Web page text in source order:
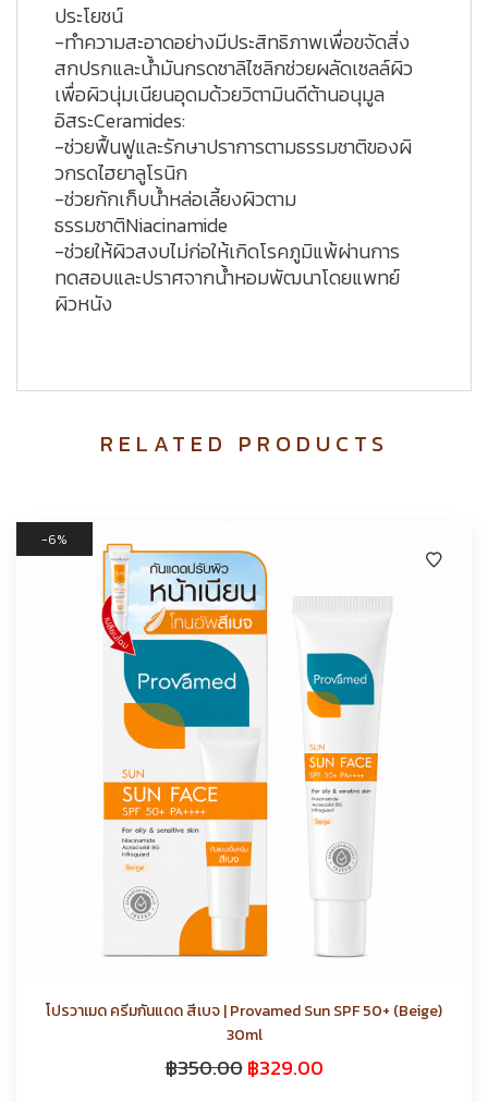
ประโยชน์
-ทำความสะอาดอย่างมีประสิทธิภาพเพื่อขจัดสิ่ง
สกปรกและน้ำมันกรดซาลิไซลิกช่วยผลัดเซลล์ผิว
เพื่อผิวนุ่มเนียนอุดมด้วยวิตามินดีต้านอนุมูล
อิสระCeramides:
-ช่วยฟื้นฟูและรักษาปราการตามธรรมชาติของผิ
วกรดไฮยาลูโรนิก
-ช่วยกักเก็บน้ำหล่อเลี้ยงผิวตาม
ธรรมชาติNiacinamide
-ช่วยให้ผิวสงบไม่ก่อให้เกิดโรคภูมิแพ้ผ่านการ
ทดสอบและปราศจากน้ำหอมพัฒนาโดยแพทย์
ผิวหนัง
RELATED PRODUCTS
6%
โปรวาเมด ครีมกันแดด สีเบจ | Provamed Sun SPF 50+ (Beige)
30ml
฿350.00 ฿329.00